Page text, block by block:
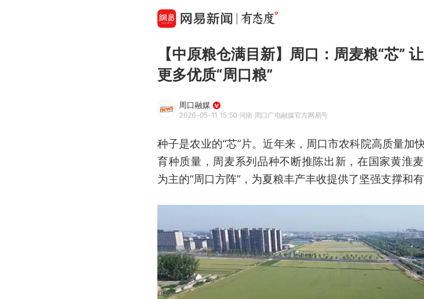
【中原粮仓满目新】周口：周麦粮“芯”
更多优质“周口粮”
周口融媒
2026-05-11 15:50·河南·周口广电融媒官方网易号
种子是农业的“芯”片。近年来，周口市农科院高质量加
育种质量，周麦系列品种不断推陈出新，在国家黄淮
为主的“周口方阵”，为夏粮丰产丰收提供了坚强支撑和有